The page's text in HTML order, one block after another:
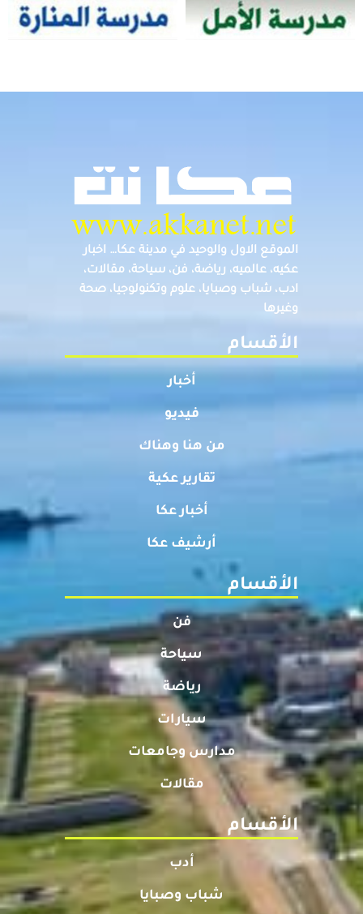
الموقع الاول والوحيد في مدينة عكا… اخبار
عكيه، عالميه، رياضة، فن، سياحة، مقالات،
ادب، شباب وصبايا، علوم وتكنولوجيا، صحة
وغيرها
الأقسام
أخبار
فيديو
من هنا وهناك
تقارير عكية
أخبار عكا
أرشيف عكا
الأقسام
فن
سياحة
رياضة
سيارات
مدارس وجامعات
مقالات
الأقسام
أدب
شباب وصبايا